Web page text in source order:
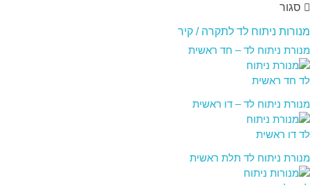
"נָגִישׁ
בִּקְלִיק"
הַמְּסַיַּעַת
לִנְגִישׁוּת
הָאֲתָר.
סגור
מנורות ניתוח לד לתקרה / קיר
מנורת ניתוח לד – חד ראשית
מנורת ניתוח לד – דו ראשית
מנורת ניתוח לד תלת ראשית